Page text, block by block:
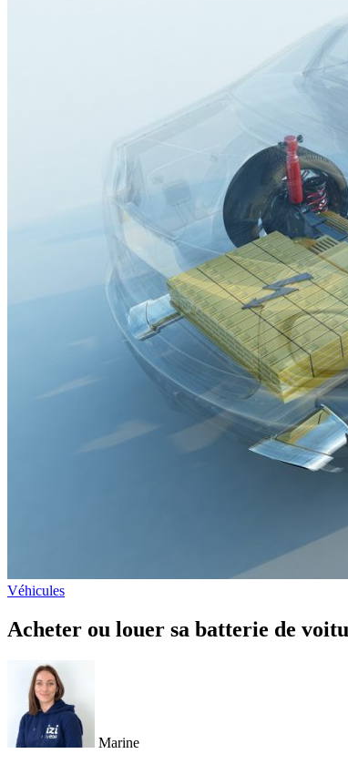
Véhicules
Acheter ou louer sa batterie de
Marine